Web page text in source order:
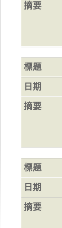
摘要
標題
日期
摘要
標題
日期
摘要